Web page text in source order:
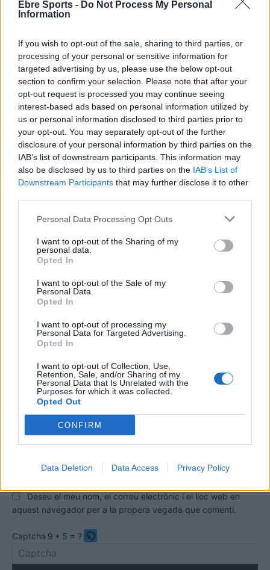
Ebre Sports - Do Not Process My Personal
Information
If you wish to opt-out of the sale, sharing to third parties, or
processing of your personal or sensitive information for
targeted advertising by us, please use the below opt-out
section to confirm your selection. Please note that after your
opt-out request is processed you may continue seeing
interest-based ads based on personal information utilized by
us or personal information disclosed to third parties prior to
your opt-out. You may separately opt-out of the further
disclosure of your personal information by third parties on the
IAB’s list of downstream participants. This information may
also be disclosed by us to third parties on the IAB’s List of
Downstream Participants that may further disclose it to other
Personal Data Processing Opt Outs
I want to opt-out of the Sharing of my
personal data.
Opted In
I want to opt-out of the Sale of my
Personal Data.
Opted In
I want to opt-out of processing my
Personal Data for Targeted Advertising.
Opted In
I want to opt-out of Collection, Use,
Retention, Sale, and/or Sharing of my
Personal Data that Is Unrelated with the
Purposes for which it was collected.
Opted Out
CONFIRM
Data Deletion Data Access Privacy Policy
Futbol sala
abril 10, 2026
Futbol sala
Els dos equips del FS Amposta passen la
primera ronda de Copa
desembre 7, 2025
El Servigroup Peníscola del tivissà Carles
Saladié suma una victòria de doble valor
desembre 3, 2025
DEIXA UNA RESPOSTA
Comentari:
Deseu el meu nom, el correu electrònic i el lloc web en
aquest navegador per a la propera vegada que comenti.
Captcha 9 * 5 = ?